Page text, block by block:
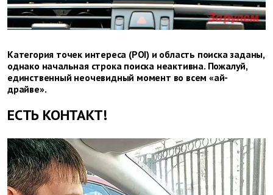
Категория точек интереса (POI) и область поиска заданы,
однако начальная строка поиска неактивна. Пожалуй,
единственный неочевидный момент во всем «ай-
драйве».
ЕСТЬ КОНТАКТ!